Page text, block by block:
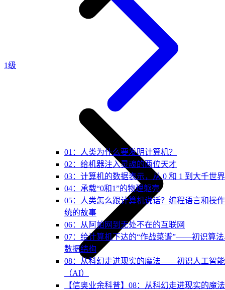
01：人类为什么要发明计算机？
02：给机器注入灵魂的两位天才
03：计算机的数据表示，从 0 和 1 到大千世界
04：承载“0和1”的物理躯壳
05：人类怎么跟计算机说话？编程语言和操
统的故事
06：从阿帕网到无处不在的互联网
07：给计算机下达的“作战菜谱”——初识算
数据结构
08：从科幻走进现实的魔法——初识人工智能
（AI）
【信奥业余科普】08：从科幻走进现实的魔法
1级